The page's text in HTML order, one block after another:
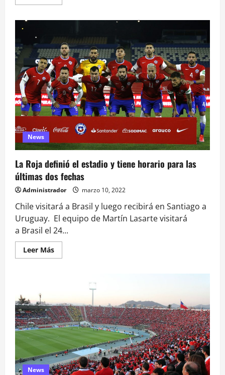
más
para
la
Roja
News
La Roja definió el estadio y tiene horario para las
últimas dos fechas
Administrador marzo 10, 2022
Chile visitará a Brasil y luego recibirá en Santiago a
Uruguay. El equipo de Martín Lasarte visitará
a Brasil el 24...
Leer MásLeer
más
estadio
y
tiene
horario
para
las
últimas
dos
fechas
News